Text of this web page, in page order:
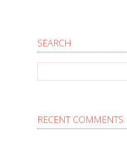
SEARCH
RECENT COMMENTS